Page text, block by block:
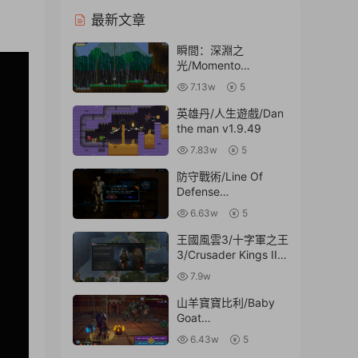
最新文章
瞬間：深淵之
光/Momento
Temporis: Light from
the Deep【v1.2.2|容
量19MB|官方簡體中
文】
7.13w 5
英雄丹/人生遊戲/Dan
the man v1.9.49
7.83w 5
防守戰術/Line Of
Defense
Tactics【v1.01|容量
800MB|内置LAMO簡
中漢化|贈多項修改
器】
6.63w 5
王國風雲3/十字軍之王
3/Crusader Kings III/
支持網絡聯機【v1.8.2
聯機版|集成DLCs|容
量8.6GB|官方簡體中
文】
7.9w
山羊寶寶比利/Baby
Goat
Billy【v20220429|容
量757MB|官方簡體中
6.43w 5